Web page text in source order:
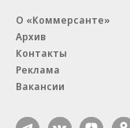
О «Коммерсанте»
Архив
Контакты
Реклама
Вакансии